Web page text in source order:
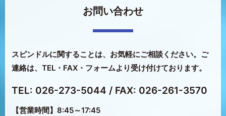
お問い合わせ
スピンドルに関することは、お気軽にご相談ください。 ご
連絡は、TEL・FAX・フォームより受け付けております。
TEL: 026-273-5044 / FAX: 026-261-3570
【営業時間】8:45～17:45